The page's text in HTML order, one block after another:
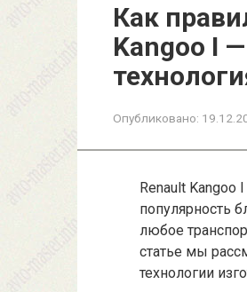
Как
Kangoo I
Опубликовано:
Renault
популярность
любое
статье мы
технологии